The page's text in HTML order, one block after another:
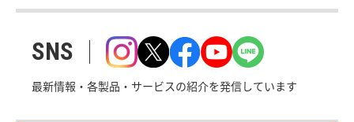
SNS
最新情報・各製品・サービスの紹介を発信しています